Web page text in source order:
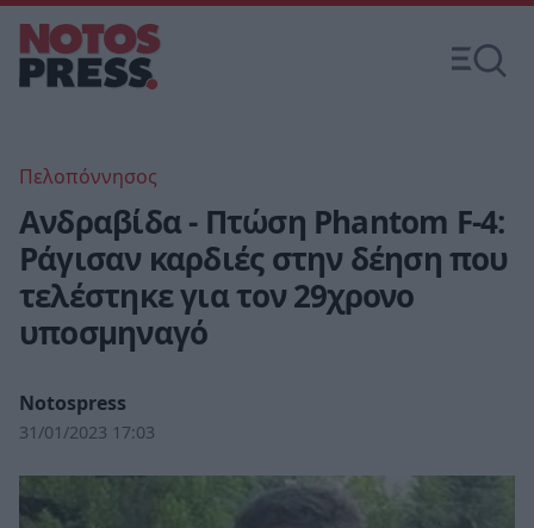
Πελοπόννησος
Ανδραβίδα - Πτώση Phantom F-4:
Ράγισαν καρδιές στην δέηση που
τελέστηκε για τον 29χρονο
υποσμηναγό
Notospress
31/01/2023 17:03